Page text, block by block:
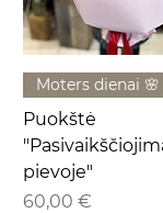
Moters dienai 🌸
Puokštė
pievoje"
Kaina
60,00 €